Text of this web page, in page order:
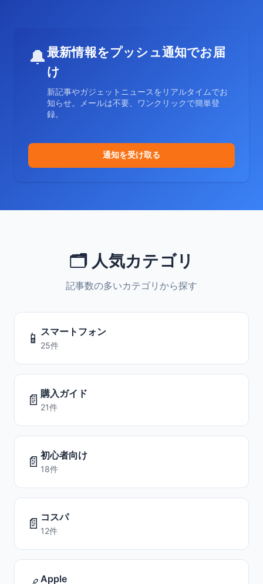
🔔最新情報をプッシュ通知でお届
け
新記事やガジェットニュースをリアルタイムでお
知らせ。メールは不要、ワンクリックで簡単登
録。
通知を受け取る
🗂️ 人気カテゴリ
記事数の多いカテゴリから探す
📱 スマートフォン
25件
📄 購入ガイド
21件
📄 初心者向け
18件
📄 コスパ
12件
Apple